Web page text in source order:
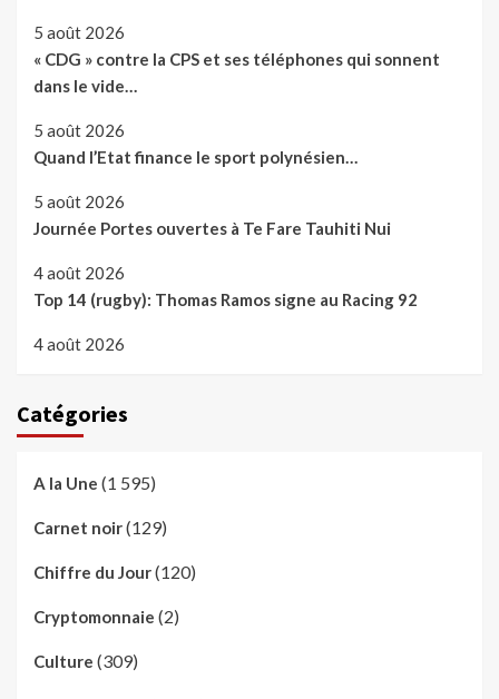
5 août 2026
« CDG » contre la CPS et ses téléphones qui sonnent
dans le vide…
5 août 2026
Quand l’Etat finance le sport polynésien…
5 août 2026
Journée Portes ouvertes à Te Fare Tauhiti Nui
4 août 2026
Top 14 (rugby): Thomas Ramos signe au Racing 92
4 août 2026
Catégories
A la Une (1 595)
Carnet noir(129)
Chiffre du Jour(120)
Cryptomonnaie (2)
Culture (309)